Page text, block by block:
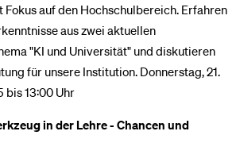
auf den Hochschulbereich. Erfahren
aus zwei aktuellen
"KI und Universität" und diskutieren
für unsere Institution. Donnerstag, 21.
bis 13:00 Uhr
in der Lehre - Chancen und